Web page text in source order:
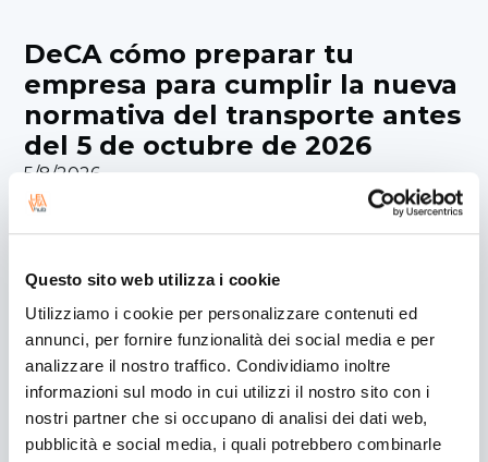
Questo sito web utilizza i cookie
Utilizziamo i cookie per personalizzare contenuti ed
annunci, per fornire funzionalità dei social media e per
analizzare il nostro traffico. Condividiamo inoltre
informazioni sul modo in cui utilizzi il nostro sito con i
nostri partner che si occupano di analisi dei dati web,
pubblicità e social media, i quali potrebbero combinarle
DeCA cómo preparar tu
empresa para cumplir la nueva
normativa del transporte antes
del 5 de octubre de 2026
5/8/2026
El DeCA será obligatorio a partir del 5 de octubre
mercancías por carretera. Descubre los requisitos
de la nueva normativa, cómo adaptar tus procesos
y qué soluciones pueden ayudarte a digitalizar la
gestión documental y garantizar el cumplimiento
legal.
Descubre más